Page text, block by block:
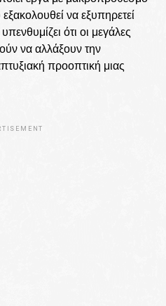
να εξυπηρετεί
ότι οι μεγάλες
να αλλάξουν την
προοπτική μιας